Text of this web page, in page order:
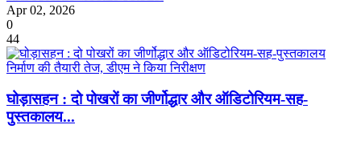
Apr 02, 2026
0
44
घोड़ासहन : दो पोखरों का जीर्णोद्धार और ऑडिटोरियम-सह-
पुस्तकालय...